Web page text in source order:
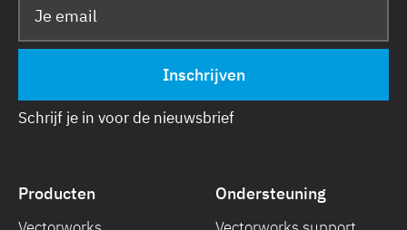
Schrijf je in voor de nieuwsbrief
Producten Ondersteuning